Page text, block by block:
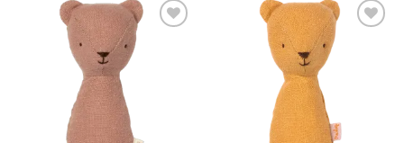
Auf die
Wunschliste
Auf die
Wunschliste